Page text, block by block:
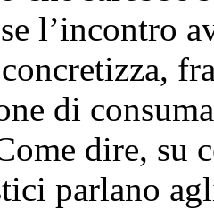
l’incontro
di
dire,
parlano